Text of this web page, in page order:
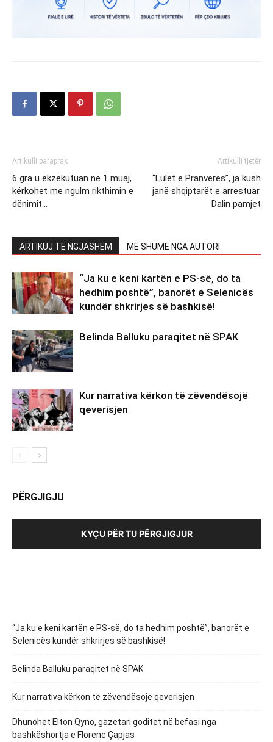
Artikulli paraprak
6 gra u ekzekutuan në 1 muaj,
kërkohet me ngulm rikthimin e
dënimit…
Artikulli tjetër
“Lulet e Pranverës”, ja kush
janë shqiptarët e arrestuar.
Dalin pamjet
ARTIKUJ TË NGJASHËM MË SHUMË NGA AUTORI
“Ja ku e keni kartën e PS-së, do ta
hedhim poshtë”, banorët e Selenicës
kundër shkrirjes së bashkisë!
Belinda Balluku paraqitet në SPAK
Kur narrativa kërkon të zëvendësojë
qeverisjen
PËRGJIGJU
KYÇU PËR TU PËRGJIGJUR
“Ja ku e keni kartën e PS-së, do ta hedhim poshtë”, banorët e
Selenicës kundër shkrirjes së bashkisë!
Belinda Balluku paraqitet në SPAK
Kur narrativa kërkon të zëvendësojë qeverisjen
Dhunohet Elton Qyno, gazetari goditet në befasi nga
bashkëshortja e Florenc Çapjas